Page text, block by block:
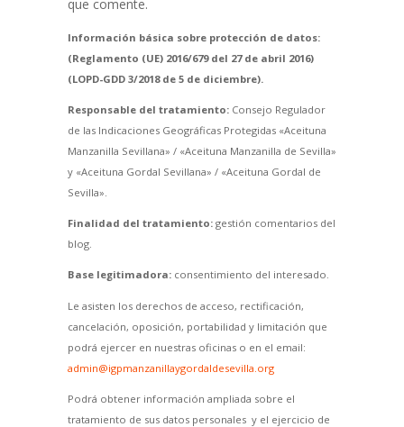
que comente.
Información básica sobre protección de datos:
(Reglamento (UE) 2016/679 del 27 de abril 2016)
(LOPD-GDD 3/2018 de 5 de diciembre).
Responsable del tratamiento:Consejo Regulador
de las Indicaciones Geográficas Protegidas «Aceituna
Manzanilla Sevillana» / «Aceituna Manzanilla de Sevilla»
y «Aceituna Gordal Sevillana» / «Aceituna Gordal de
Sevilla».
Finalidad del tratamiento:gestión comentarios del
blog.
Base legitimadora:consentimiento del interesado.
Le asisten los derechos de acceso, rectificación,
cancelación, oposición, portabilidad y limitación que
podrá ejercer en nuestras oficinas o en el email:
admin@igpmanzanillaygordaldesevilla.org
Podrá obtener información ampliada sobre el
tratamiento de sus datos personales y el ejercicio de